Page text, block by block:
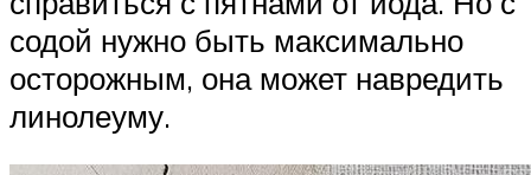
содой нужно быть максимально
осторожным, она может навредить
линолеуму.